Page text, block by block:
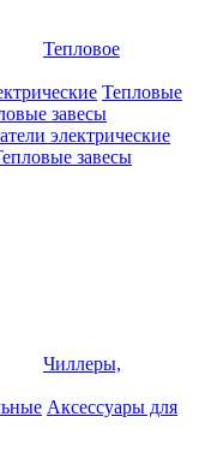
Тепловое
Тепловые
завесы
электрические
завесы
Чиллеры,
Аксессуары для